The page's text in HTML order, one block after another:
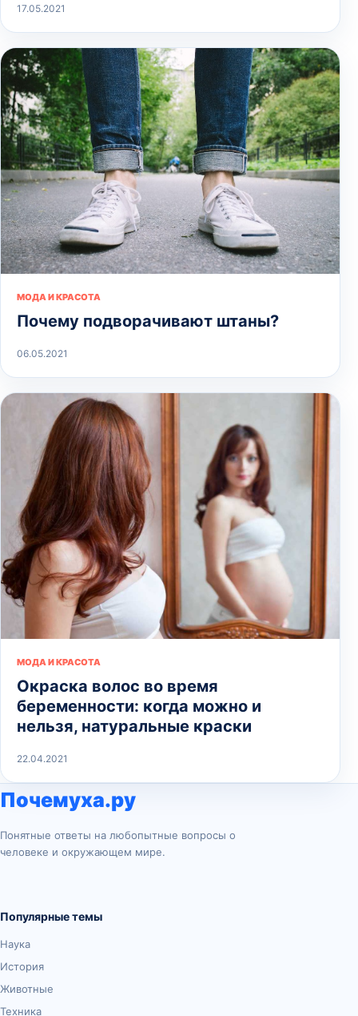
17.05.2021
МОДА И КРАСОТА
Почему подворачивают штаны?
06.05.2021
МОДА И КРАСОТА
Окраска волос во время
беременности: когда можно и
нельзя, натуральные краски
22.04.2021
Почемуха.ру
Понятные ответы на любопытные вопросы о
человеке и окружающем мире.
Популярные темы
Наука
История
Животные
Техника